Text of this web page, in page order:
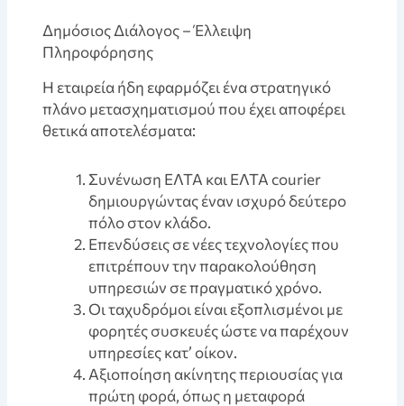
Δημόσιος Διάλογος – Έλλειψη
Πληροφόρησης
Η εταιρεία ήδη εφαρμόζει ένα στρατηγικό
πλάνο μετασχηματισμού που έχει αποφέρει
θετικά αποτελέσματα:
Συνένωση ΕΛΤΑ και ΕΛΤΑ courier
δημιουργώντας έναν ισχυρό δεύτερο
πόλο στον κλάδο.
Επενδύσεις σε νέες τεχνολογίες που
επιτρέπουν την παρακολούθηση
υπηρεσιών σε πραγματικό χρόνο.
Οι ταχυδρόμοι είναι εξοπλισμένοι με
φορητές συσκευές ώστε να παρέχουν
υπηρεσίες κατ’ οίκον.
Aξιοποίηση ακίνητης περιουσίας για
πρώτη φορά, όπως η μεταφορά